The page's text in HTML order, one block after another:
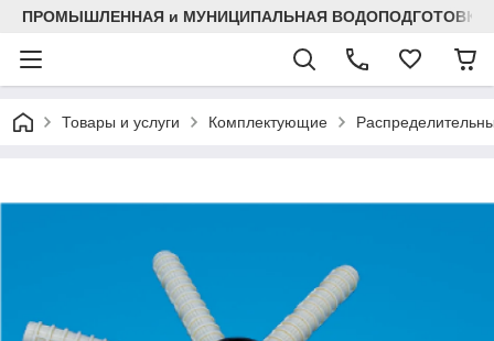
ПРОМЫШЛЕННАЯ и МУНИЦИПАЛЬНАЯ ВОДОПОДГОТОВКА
Товары и услуги Комплектующие